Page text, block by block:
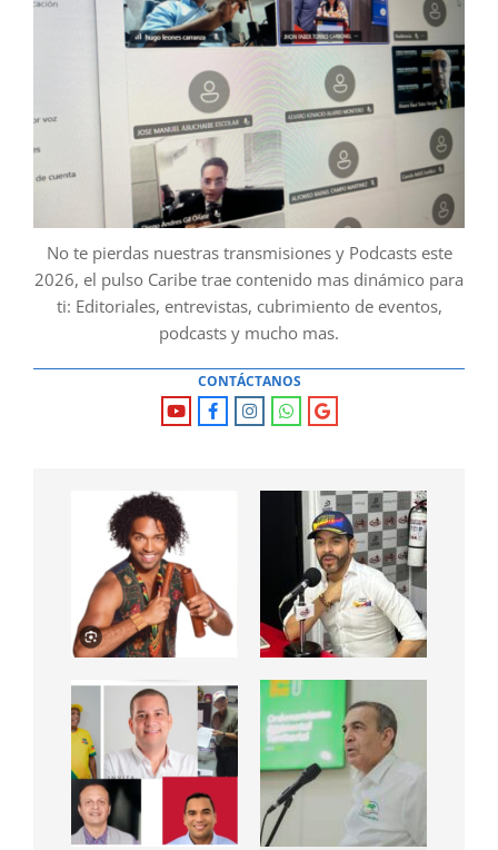
No te pierdas nuestras transmisiones y Podcasts este
2026, el pulso Caribe trae contenido mas dinámico para
ti: Editoriales, entrevistas, cubrimiento de eventos,
podcasts y mucho mas.
CONTÁCTANOS